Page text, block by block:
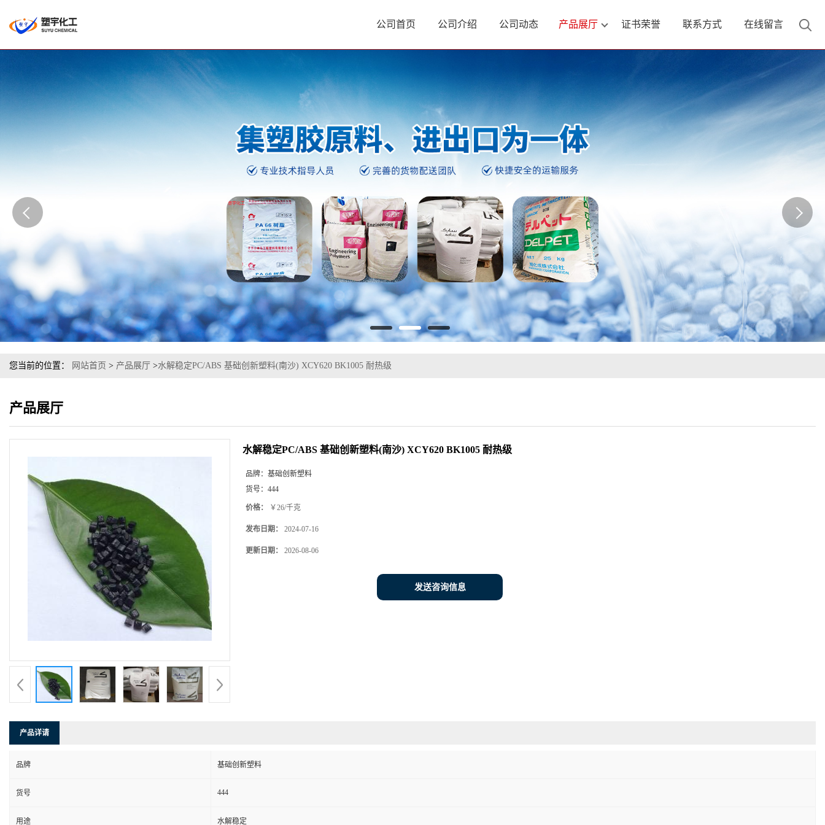
公司首页 公司介绍 公司动态 产品展厅 证书荣誉 联系方式 在线留言
您当前的位置： 网站首页 > 产品展厅 >水解稳定PC/ABS 基础创新塑料(南沙) XCY620 BK1005 耐热级
产品展厅
水解稳定PC/ABS 基础创新塑料(南沙) XCY620 BK1005 耐热级
品牌： 基础创新塑料
货号： 444
价格： ￥26/千克
发布日期： 2024-07-16
更新日期： 2026-08-06
发送咨询信息
产品详请
品牌 基础创新塑料
货号 444
用途 水解稳定